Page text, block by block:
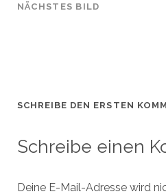
NÄCHSTES BILD
SCHREIBE DEN ERSTEN
Schreibe einen
Deine E-Mail-Adresse wird